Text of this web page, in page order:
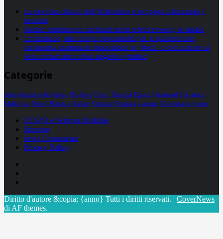
La proteina chiave dell’Alzheimer si propaga utilizzando i
neuroni
Statine: inutilmente attribuiti molti effetti avversi, lo studio
Un farmaco, due nuove opportunità per le pazienti con
carcinoma mammario metastatico hr+/her2- e con tumore al
seno metastatico triplo negativo (mtnbc)
Categorie
alimentazione biologia Biology Com. Stampa Epatiti featured Genetica
Medicina News Ricerca Salute Science Scienza vaccini Veterinaria video
CCSVI e Sclerosi Multipla
Sitemap
Invia Comunicati
Privacy Policy
Diritto d'autore &copia; {anno} Tutti i diritti riservati. | CoverNews
di AF themes.